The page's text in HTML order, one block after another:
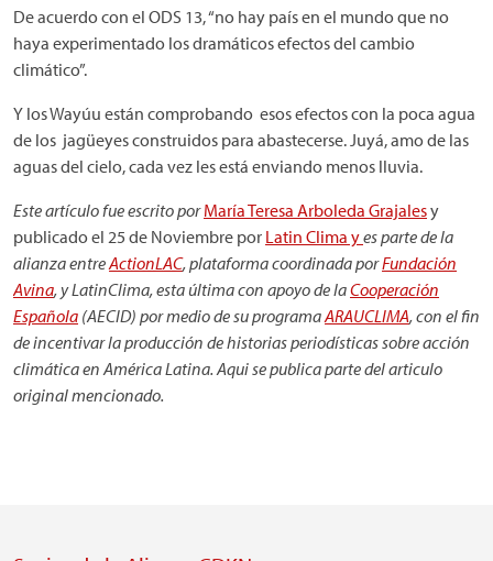
De acuerdo con el ODS 13, “no hay país en el mundo que no
haya experimentado los dramáticos efectos del cambio
climático”.
Y los Wayúu están comprobando esos efectos con la poca agua
de los jagüeyes construidos para abastecerse. Juyá, amo de las
aguas del cielo, cada vez les está enviando menos lluvia.
Este artículo fue escrito porMaría Teresa Arboleda Grajalesy
publicado el 25 de Noviembre por Latin Clima yes parte de la
alianza entreActionLAC, plataforma coordinada porFundación
Avina, y LatinClima, esta última con apoyo de laCooperación
Española (AECID) por medio de su programaARAUCLIMA, con el fin
de incentivar la producción de historias periodísticas sobre acción
climática en América Latina. Aqui se publica parte del articulo
original mencionado.